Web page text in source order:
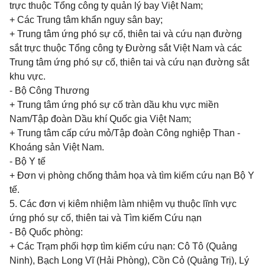
trực thuộc Tổng công ty quản lý bay Việt Nam;
+ Các Trung tâm khẩn nguy sân bay;
+ Trung tâm ứng phó sự cố, thiên tai và cứu nạn đường
sắt trực thuộc Tổng công ty Đường sắt Việt Nam và các
Trung tâm ứng phó sự cố, thiên tai và cứu nạn đường sắt
khu vực.
- Bộ Công Thương
+ Trung tâm ứng phó sự cố tràn dầu khu vực miền
Nam/Tập đoàn Dầu khí Quốc gia Việt Nam;
+ Trung tâm cấp cứu mỏ/Tập đoàn Công nghiệp Than -
Khoáng sản Việt Nam.
- Bộ Y tế
+ Đơn vị phòng chống thảm họa và tìm kiếm cứu nạn Bộ Y
tế.
5. Các đơn vị kiêm nhiệm làm nhiệm vụ thuộc lĩnh vực
ứng phó sự cố, thiên tai và Tìm kiếm Cứu nạn
- Bộ Quốc phòng:
+ Các Trạm phối hợp tìm kiếm cứu nạn: Cô Tô (Quảng
Ninh), Bạch Long Vĩ (Hải Phòng), Cồn Cỏ (Quảng Trị), Lý